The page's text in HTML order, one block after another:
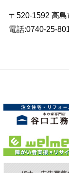
〒520-1592 高
電話:0740-25-